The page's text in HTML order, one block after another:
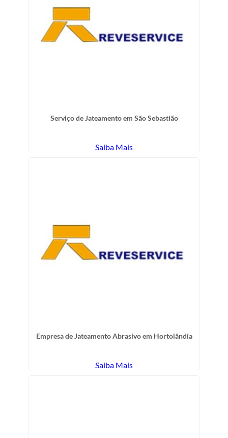
Serviço de Jateamento em São Sebastião
Saiba Mais
Empresa de Jateamento Abrasivo em Hortolândia
Saiba Mais